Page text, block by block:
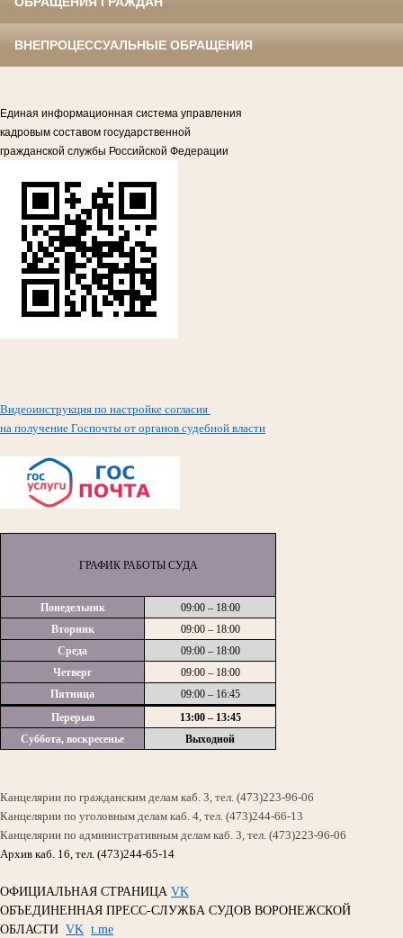
ВНЕПРОЦЕССУАЛЬНЫЕ ОБРАЩЕНИЯ
Единая информационная система управления
кадровым составом государственной
гражданской службы Российской Федерации
Видеоинструкция по настройке согласия
на получение Госпочты от органов судебной власти
ГРАФИК РАБОТЫ СУДА
Понедельник
09:00 – 18:00
Вторник
09:00 – 18:00
Среда
09:00 – 18:00
Четверг
09:00 – 18:00
Пятница
09:00 – 16:45
Перерыв
13:00 – 13:45
Суббота, воскресенье
Выходной
Канцелярии по гражданским делам каб. 3, тел. (473)223-96-06
Канцелярии по уголовным делам каб. 4, тел. (473)244-66-13
Канцелярии по административным делам каб. 3, тел. (473)223-96-06
Архив каб. 16, тел. (473)244-65-14
ОФИЦИАЛЬНАЯ СТРАНИЦА VK
ОБЪЕДИНЕННАЯ ПРЕСС-СЛУЖБА СУДОВ ВОРОНЕЖСКОЙ
ОБЛАСТИ VK t.me